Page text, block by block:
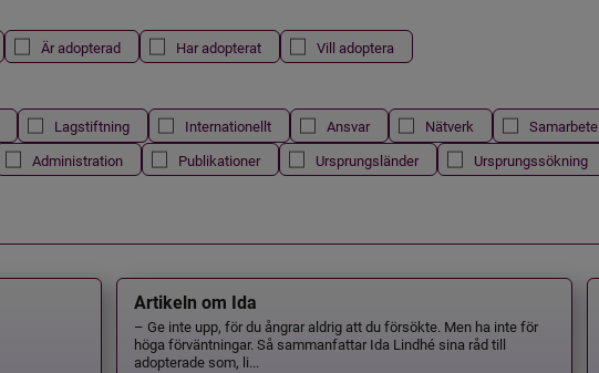
Är adopterad Har adopterat Vill adoptera
Lagstiftning Internationellt Ansvar Nätverk Samarbete
Administration Publikationer Ursprungsländer Ursprungssökning
Artikeln om Ida
– Ge inte upp, för du ångrar aldrig att du försökte. Men ha inte för
höga förväntningar. Så sammanfattar Ida Lindhé sina råd till
adopterade som, li...